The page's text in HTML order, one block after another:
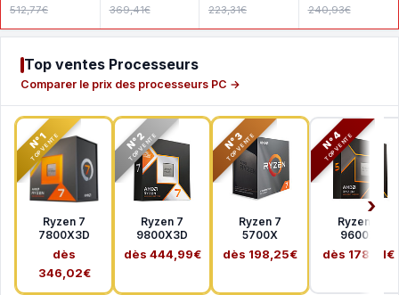
512,77€ 369,41€ 223,31€ 240,93€
Top ventes Processeurs
Comparer le prix des processeurs PC →
N°1
TOP VENTE
Ryzen 7
7800X3D
dès
346,02€
N°2
TOP VENTE
Ryzen 7
9800X3D
dès 444,99€
N°3
TOP VENTE
Ryzen 7
5700X
dès 198,25€
N°4
TOP VENTE
Ryzen 5
9600X
dès 178,41€